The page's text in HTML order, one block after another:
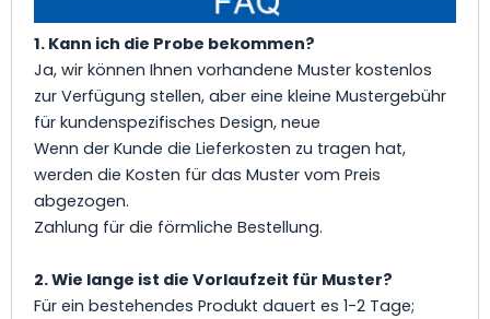
1. Kann ich die Probe bekommen?
Ja, wir können Ihnen vorhandene Muster kostenlos
zur Verfügung stellen, aber eine kleine Mustergebühr
für kundenspezifisches Design, neue
Wenn der Kunde die Lieferkosten zu tragen hat,
werden die Kosten für das Muster vom Preis
abgezogen.
Zahlung für die förmliche Bestellung.
2. Wie lange ist die Vorlaufzeit für Muster?
Für ein bestehendes Produkt dauert es 1-2 Tage;